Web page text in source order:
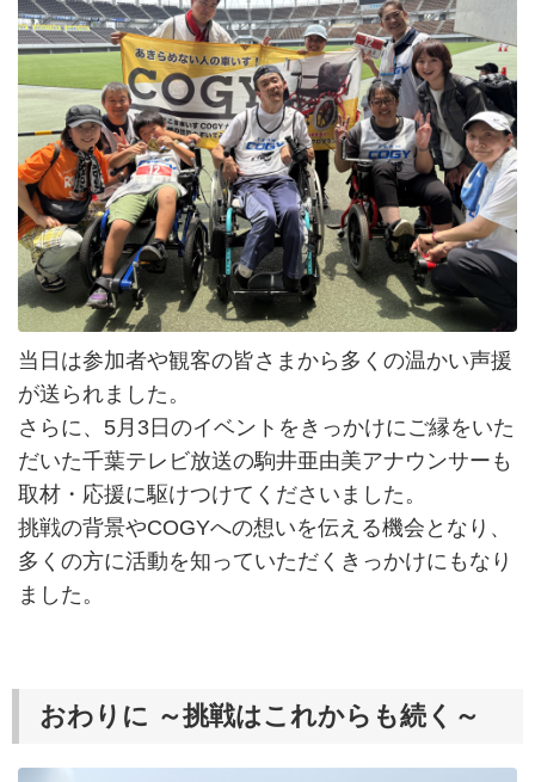
当日は参加者や観客の皆さまから多くの温かい声援
が送られました。
さらに、5月3日のイベントをきっかけにご縁をいた
だいた千葉テレビ放送の駒井亜由美アナウンサーも
取材・応援に駆けつけてくださいました。
挑戦の背景やCOGYへの想いを伝える機会となり、
多くの方に活動を知っていただくきっかけにもなり
ました。
おわりに ～挑戦はこれからも続く～